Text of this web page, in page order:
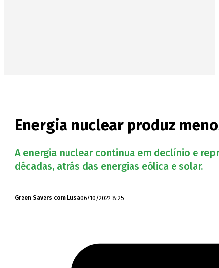
Energia nuclear produz
A energia nuclear continua em declínio e
décadas, atrás das energias eólica e solar.
Green Savers com Lusa06/10/2022 8:25